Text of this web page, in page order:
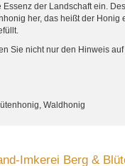
Essenz der Landschaft ein.
her, das heißt der
Sie nicht nur den Hinweis
Waldhonig
Imkerei Berg &